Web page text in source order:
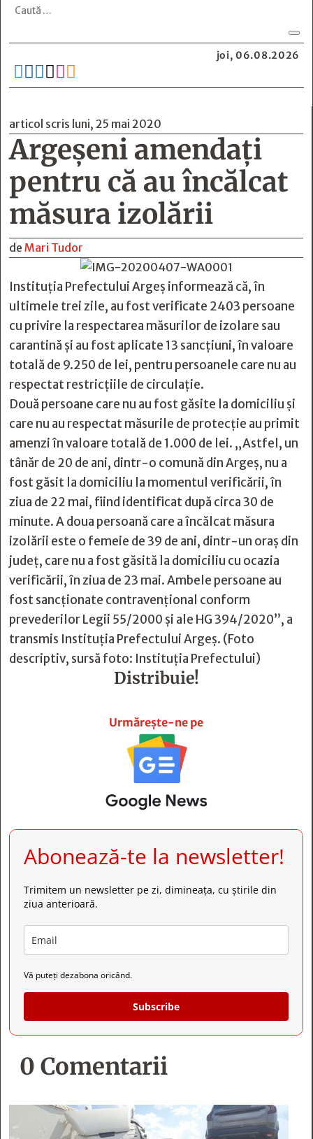
joi, 06.08.2026
     
articol scris luni, 25 mai 2020
Argeșeni amendați
pentru că au încălcat
măsura izolării
de Mari Tudor
Instituția Prefectului Argeș informează că, în
ultimele trei zile, au fost verificate 2403 persoane
cu privire la respectarea măsurilor de izolare sau
carantină și au fost aplicate 13 sancţiuni, în valoare
totală de 9.250 de lei, pentru persoanele care nu au
respectat restricțiile de circulație.
Două persoane care nu au fost găsite la domiciliu și
care nu au respectat măsurile de protecție au primit
amenzi în valoare totală de 1.000 de lei. „Astfel, un
tânăr de 20 de ani, dintr-o comună din Argeș, nu a
fost găsit la domiciliu la momentul verificării, în
ziua de 22 mai, fiind identificat după circa 30 de
minute. A doua persoană care a încălcat măsura
izolării este o femeie de 39 de ani, dintr-un oraș din
județ, care nu a fost găsită la domiciliu cu ocazia
verificării, în ziua de 23 mai. Ambele persoane au
fost sancționate contravențional conform
prevederilor Legii 55/2000 și ale HG 394/2020”, a
transmis Instituția Prefectului Argeș. (Foto
descriptiv, sursă foto: Instituția Prefectului)
Distribuie!
Urmărește-ne pe
Abonează-te la newsletter!
Trimitem un newsletter pe zi, dimineața, cu știrile din
ziua anterioară.
Vă puteți dezabona oricând.
Subscribe
0 Comentarii